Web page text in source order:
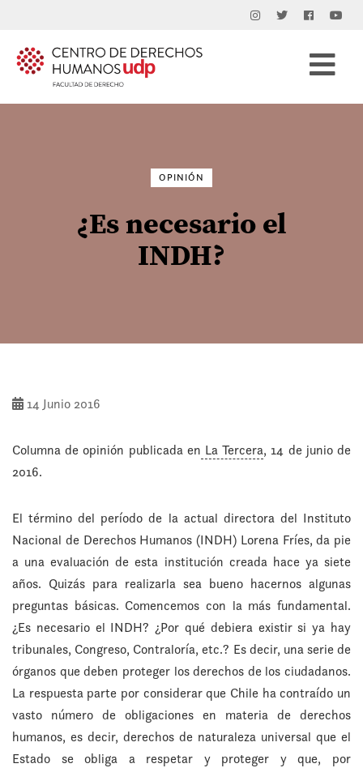
OPINIÓN
¿Es necesario el
INDH?
14 Junio 2016
Columna de opinión publicada en La Tercera, 14 de junio de
2016.
El término del período de la actual directora del Instituto
Nacional de Derechos Humanos (INDH) Lorena Fríes, da pie
a una evaluación de esta institución creada hace ya siete
años. Quizás para realizarla sea bueno hacernos algunas
preguntas básicas. Comencemos con la más fundamental.
¿Es necesario el INDH? ¿Por qué debiera existir si ya hay
tribunales, Congreso, Contraloría, etc.? Es decir, una serie de
órganos que deben proteger los derechos de los ciudadanos.
La respuesta parte por considerar que Chile ha contraído un
vasto número de obligaciones en materia de derechos
humanos, es decir, derechos de naturaleza universal que el
Estado se obliga a respetar y proteger y que, por